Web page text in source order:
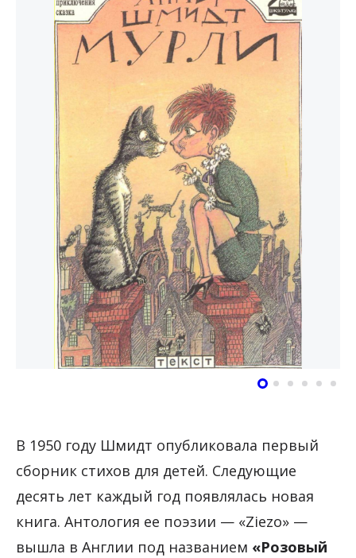
В 1950 году Шмидт опубликовала первый
сборник стихов для детей. Следующие
десять лет каждый год появлялась новая
книга. Антология ее поэзии — «Ziezo» —
вышла в Англии под названием «Розовый